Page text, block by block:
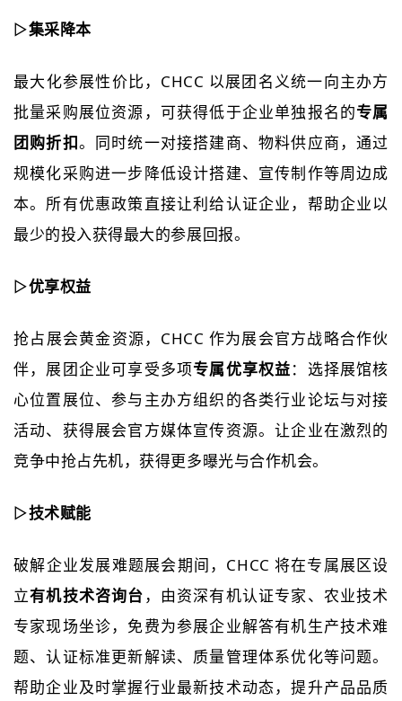
▷集采降本
最大化参展性价比，CHCC 以展团名义统一向主办方
批量采购展位资源，可获得低于企业单独报名的专属
团购折扣。同时统一对接搭建商、物料供应商，通过
规模化采购进一步降低设计搭建、宣传制作等周边成
本。所有优惠政策直接让利给认证企业，帮助企业以
最少的投入获得最大的参展回报。
▷优享权益
抢占展会黄金资源，CHCC 作为展会官方战略合作伙
伴，展团企业可享受多项专属优享权益：选择展馆核
心位置展位、参与主办方组织的各类行业论坛与对接
活动、获得展会官方媒体宣传资源。让企业在激烈的
竞争中抢占先机，获得更多曝光与合作机会。
▷技术赋能
破解企业发展难题展会期间，CHCC 将在专属展区设
立有机技术咨询台 ，由资深有机认证专家、农业技术
专家现场坐诊，免费为参展企业解答有机生产技术难
题、认证标准更新解读、质量管理体系优化等问题。
帮助企业及时掌握行业最新技术动态，提升产品品质